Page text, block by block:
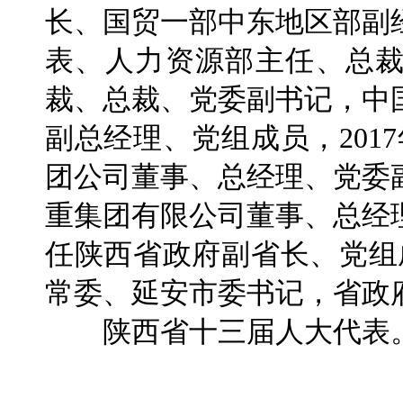
长、国贸一部中东地区部
表、人力资源部主任、总
裁、总裁、党委副书记，
副总经理、党组成员，
团公司董事、总经理、党委
重集团有限公司董事、总经
任陕西省政府副省长、党
常委、延安市委书记，省政
陕西省十三届人大代表